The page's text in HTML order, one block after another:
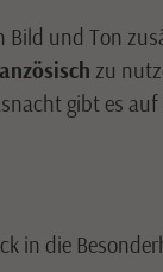
Bild und Ton
zu
gibt es
in die